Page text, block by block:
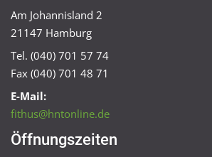
Am Johannisland 2
21147 Hamburg
Tel. (040) 701 57 74
Fax (040) 701 48 71
E-Mail:
fithus@hntonline.de
Öffnungszeiten